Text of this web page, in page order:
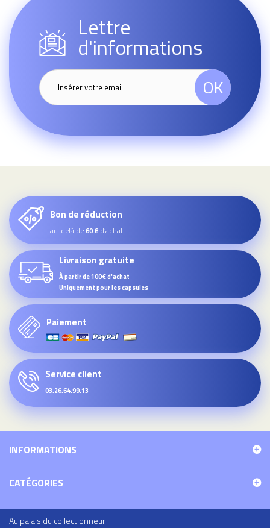
Lettre
d'informations
OK
Bon de réduction
au-delà de60 € d’achat
Livraison gratuite
À partir de 100€ d'achat
Uniquement pour les capsules
Paiement
Service client
03.26.64.99.13
INFORMATIONS
CATÉGORIES
Au palais du collectionneur